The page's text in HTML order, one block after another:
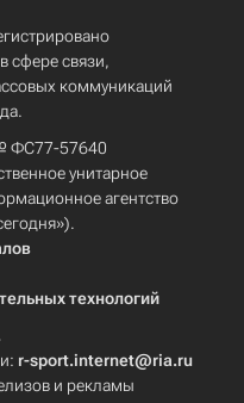
сфере связи,
коммуникаций
ФС77-57640
унитарное
агентство
технологий
r-sport.internet@ria.ru
и рекламы